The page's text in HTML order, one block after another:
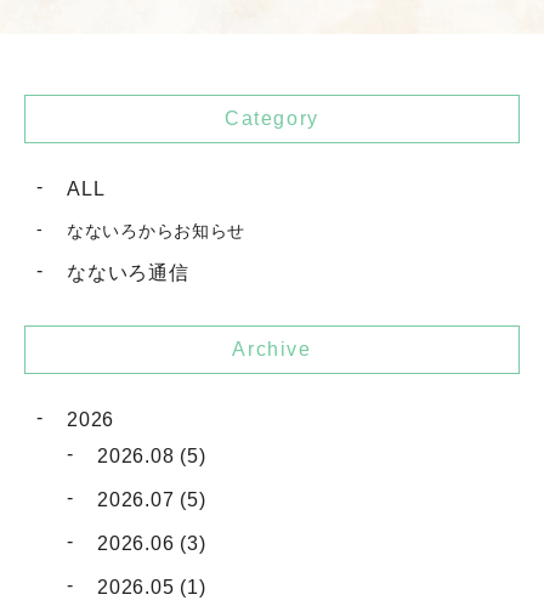
Category
ALL
なないろからお知らせ
なないろ通信
Archive
2026
2026.08 (5)
2026.07 (5)
2026.06 (3)
2026.05 (1)